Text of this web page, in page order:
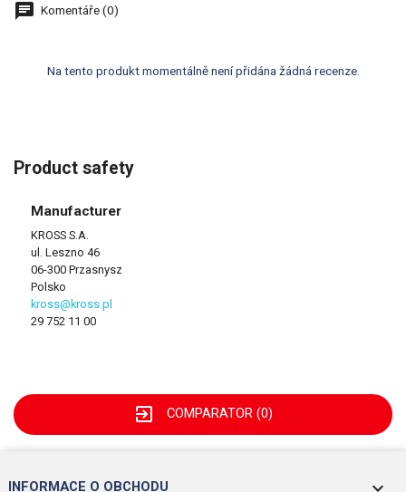
Komentáře (0)
Na tento produkt momentálně není přidána žádná recenze.
Product safety
Manufacturer
KROSS S.A.
ul. Leszno 46
06-300 Przasnysz
Polsko
kross@kross.pl
29 752 11 00
exit_to_app COMPARATOR (0)
INFORMACE O OBCHODU